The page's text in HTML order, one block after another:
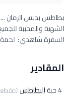
بطاطس بدبس الرمان
الشهية والمحببة
السفرة شاهدي: لحمة
المقادير
4 حبة البطاطس